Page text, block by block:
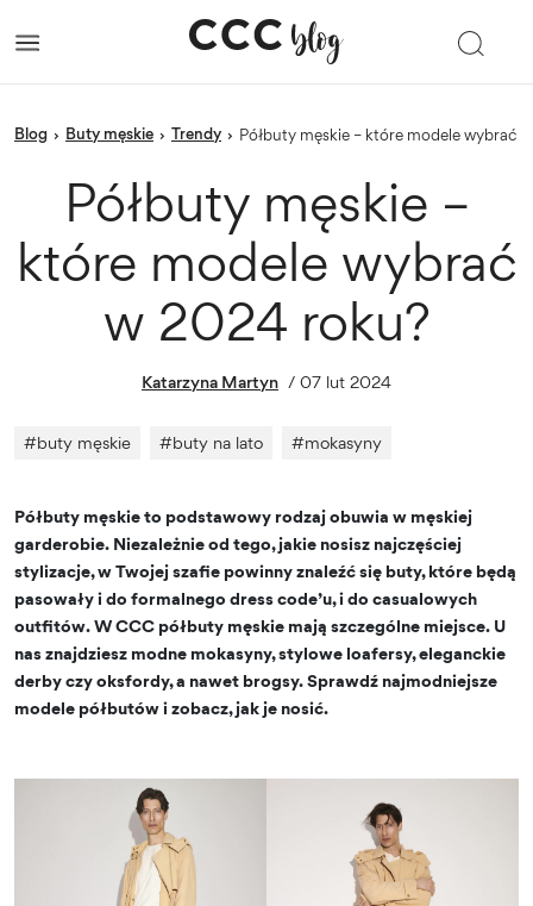
blog › Buty męskie › trendy › Półbuty męskie – które modele wybrać
Półbuty męskie –
które modele wybrać
w 2024 roku?
Katarzyna Martyn / 07 lut 2024
#buty męskie #buty na lato #mokasyny
Półbuty męskie to podstawowy rodzaj obuwia w męskiej
garderobie. Niezależnie od tego, jakie nosisz najczęściej
stylizacje, w Twojej szafie powinny znaleźć się buty, które będą
pasowały i do formalnego dress code’u, i do casualowych
outfitów. W CCC półbuty męskie mają szczególne miejsce. U
nas znajdziesz modne mokasyny, stylowe loafersy, eleganckie
derby czy oksfordy, a nawet brogsy. Sprawdź najmodniejsze
modele półbutów i zobacz, jak je nosić.